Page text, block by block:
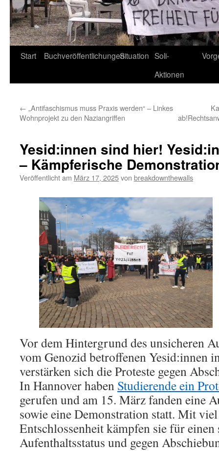
Start BuchveröffentlichungenSituation Soli-
Aktionen
← „Antifaschismus muss Praxis werden“ – Linkes
Wohnprojekt zu den Naziangriffen
Yesid:innen sind hier!
– Kämpferische
Veröffentlicht am März 17, 2025von breakdownthewalls
Vor dem Hintergrund des unsicheren
vom Genozid betroffenen Yesid:innen
verstärken sich die Proteste gegen
In Hannover haben Studierende ein
gerufen und am 15. März fanden eine
sowie eine Demonstration statt. Mit
Entschlossenheit kämpfen sie für einen
Aufenthaltsstatus und gegen